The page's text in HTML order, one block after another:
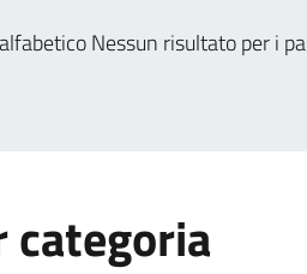
Nessun risultato per i
categoria